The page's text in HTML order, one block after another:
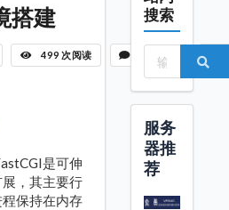
搭建
499 次阅读 暂无评论
是可伸
，其主要行
保持在内存
搜索
服务
器推
荐